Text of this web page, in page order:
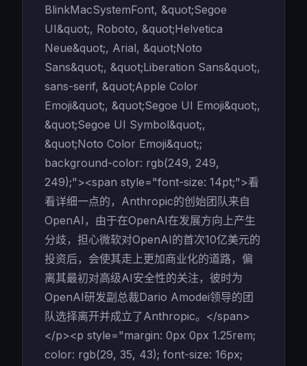
BlinkMacSystemFont, &quot;Segoe
UI&quot;, Roboto, &quot;Helvetica
Neue&quot;, Arial, &quot;Noto
Sans&quot;, &quot;Liberation Sans&quot;,
sans-serif, &quot;Apple Color
Emoji&quot;, &quot;Segoe UI Emoji&quot;,
&quot;Segoe UI Symbol&quot;,
&quot;Noto Color Emoji&quot;;
background-color: rgb(249, 249,
249);"><span style="font-size: 14pt;">看
看详细一点的，Anthropic的创始团队来自
OpenAI，由于在OpenAI在发展方向上产生
分歧，担心微软对OpenAI的首次10亿美元的
投资后，会使其走上更加商业化的道路，偏
离其最初对高级AI安全性的关注，彼时为
OpenAI研发副总裁Dario Amodei领导的团
队选择离开并成立了Anthropic。</span>
</p><p style="margin: 0px 0px 1.25rem;
color: rgb(29, 35, 43); font-size: 16px;